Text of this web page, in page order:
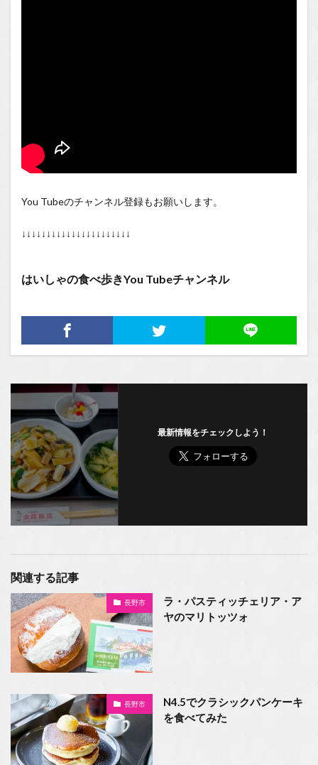
You Tubeのチャンネル登録もお願いします。
↓↓↓↓↓↓↓↓↓↓↓↓↓↓↓↓↓↓↓↓↓↓
はいしゃの食べ歩きYou Tubeチャンネル
最新情報をチェックしよう！
関連する記事
長野市
ラ・パスティッチェリア・ア
ヤのマリトッツォ
長野市
N4.5でクラシックパンケーキ
を食べてみた